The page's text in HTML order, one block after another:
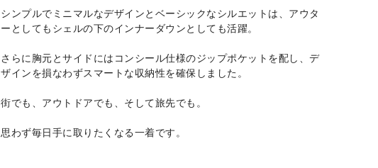
シンプルでミニマルなデザインとベーシックなシルエットは、アウタ
ーとしてもシェルの下のインナーダウンとしても活躍。
さらに胸元とサイドにはコンシール仕様のジップポケットを配し、デ
ザインを損なわずスマートな収納性を確保しました。
街でも、アウトドアでも、そして旅先でも。
思わず毎日手に取りたくなる一着です。